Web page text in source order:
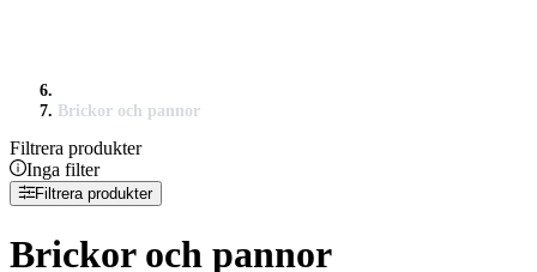
Brickor och pannor
Filtrera produkter
Inga filter
Filtrera produkter
Brickor och pannor